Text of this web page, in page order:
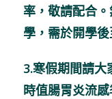
率，敬請配合
學，需於開學
3.寒假期間請
時值腸胃炎流